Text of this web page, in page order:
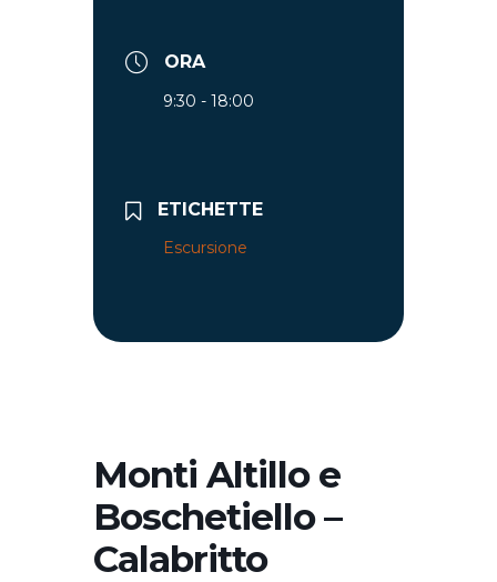
ORA
9:30 - 18:00
ETICHETTE
Escursione
Monti Altillo e
Boschetiello –
Calabritto